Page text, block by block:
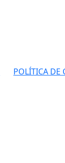
POLÍTICA DE